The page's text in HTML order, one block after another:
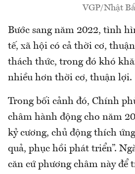
VGP/Nhật
Bước sang năm 2022, tình
tế, xã hội có cả thời cơ,
thách thức, trong đó khó
nhiều hơn thời cơ, thuận lợi.
Trong bối cảnh đó, Chính
châm hành động cho năm
kỷ cương, chủ động thích
quả, phục hồi phát triển”.
căn cứ phương châm này để